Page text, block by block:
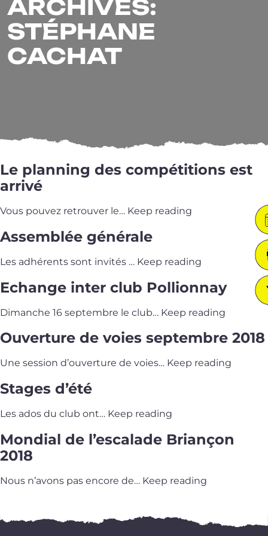
ARCHIVES:
STÉPHANE
CACHAT
Le planning des compétitions est
arrivé
Vous pou­vez retrou­ver le… Keep reading
Assemblée générale
Les adhé­rents sont invi­tés … Keep reading
Echange inter club Pollionnay
Dimanche 16 sep­tembre le club… Keep reading
Ouverture de voies septembre 2018
Une ses­sion d’ou­ver­ture de voies… Keep reading
Stages d’été
Les ados du club ont… Keep reading
Mondial de l’escalade Briançon
2018
Nous n’a­vons pas encore de… Keep reading